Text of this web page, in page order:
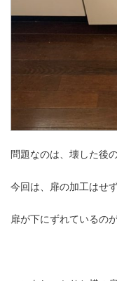
問題なのは、壊した後
今回は、扉の加工はせ
扉が下にずれているの